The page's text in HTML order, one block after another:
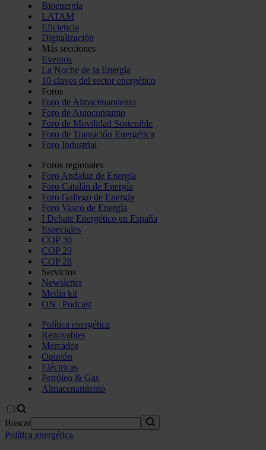
Bioenergía
LATAM
Eficiencia
Digitalización
Más secciones
Eventos
La Noche de la Energía
10 claves del sector energético
Foros
Foro de Almacenamiento
Foro de Autoconsumo
Foro de Movilidad Sostenible
Foro de Transición Energética
Foro Industrial
Foros regionales
Foro Andaluz de Energía
Foro Catalán de Energía
Foro Gallego de Energía
Foro Vasco de Energía
I Debate Energético en España
Especiales
COP 30
COP 29
COP 28
Servicios
Newsletter
Media kit
ON | Podcast
Política energética
Renovables
Mercados
Opinión
Eléctricas
Petróleo & Gas
Almacenamiento
Buscar
Política energética